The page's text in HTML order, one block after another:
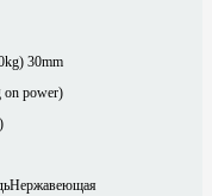
30mm
on power)
Нержавеющая